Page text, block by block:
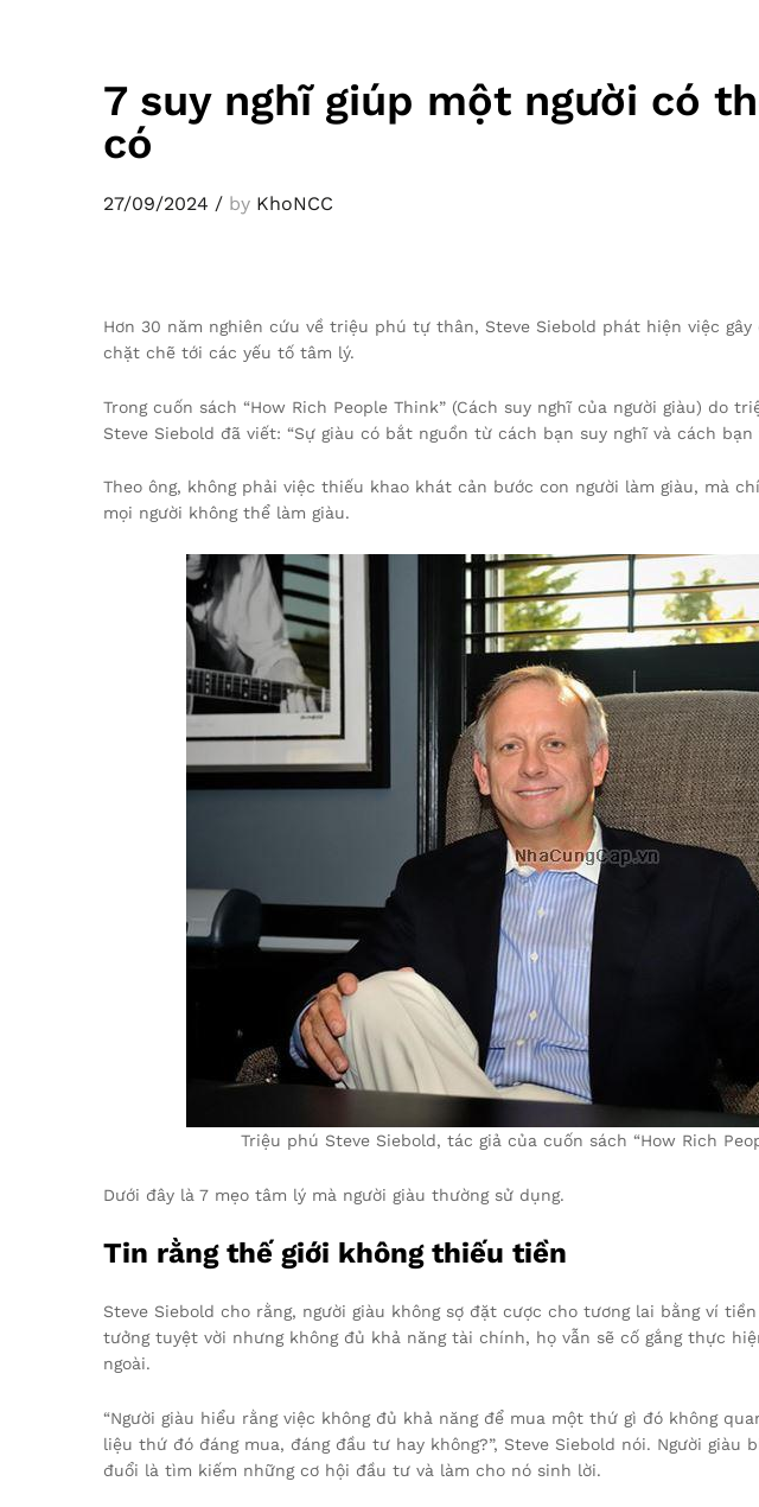
7 suy nghĩ giúp một người có
có
27/09/2024 / by KhoNCC
Hơn 30 năm nghiên cứu về triệu phú tự thân, Steve Siebold phát hiện việc
chặt chẽ tới các yếu tố tâm lý.
Trong cuốn sách “How Rich People Think” (Cách suy nghĩ của người giàu) do
Steve Siebold đã viết: “Sự giàu có bắt nguồn từ cách bạn suy nghĩ và cách
Theo ông, không phải việc thiếu khao khát cản bước con người làm giàu, mà
mọi người không thể làm giàu.
Triệu phú Steve Siebold, tác giả của cuốn sách “How Rich
Dưới đây là 7 mẹo tâm lý mà người giàu thường sử dụng.
Tin rằng thế giới không thiếu tiền
Steve Siebold cho rằng, người giàu không sợ đặt cược cho tương lai bằng ví
tưởng tuyệt vời nhưng không đủ khả năng tài chính, họ vẫn sẽ cố gắng thực
ngoài.
“Người giàu hiểu rằng việc không đủ khả năng để mua một thứ gì đó không
liệu thứ đó đáng mua, đáng đầu tư hay không?”, Steve Siebold nói. Người
đuổi là tìm kiếm những cơ hội đầu tư và làm cho nó sinh lời.